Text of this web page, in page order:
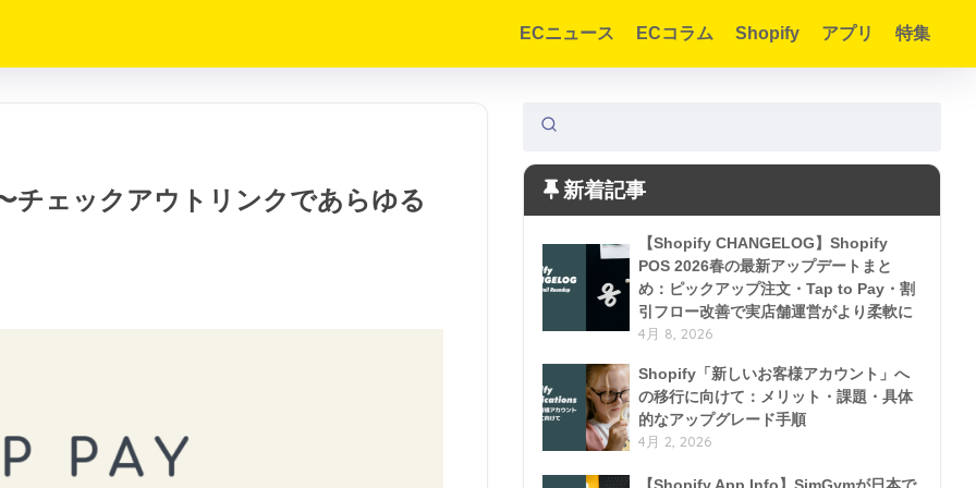
ECニュース ECコラム Shopify アプリ 特集
チェックアウトリンクであらゆる 新着記事
【Shopify CHANGELOG】Shopify
POS 2026春の最新アップデートまと
め：ピックアップ注文・Tap to Pay・割
引フロー改善で実店舗運営がより柔軟に
4月 8, 2026
Shopify「新しいお客様アカウント」へ
の移行に向けて：メリット・課題・具体
的なアップグレード手順
4月 2, 2026